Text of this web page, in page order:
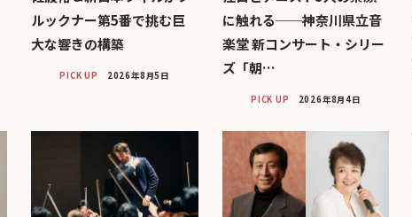
ルックナー第5番で挑む巨
大な響きの構築
PICK UP 2026年8月5日
に触れる──神奈川県立音
楽堂 新コンサート・シリー
ズ「朝…
PICK UP 2026年8月4日